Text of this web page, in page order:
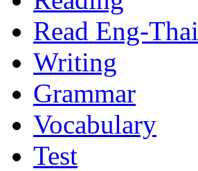
Read Eng-Thai
Writing
Grammar
Vocabulary
Test